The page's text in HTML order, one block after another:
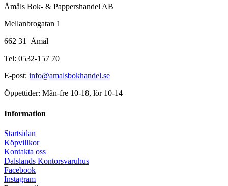
Åmåls Bok- & Pappershandel AB
Mellanbrogatan 1
662 31 Åmål
Tel: 0532-157 70
E-post: info@amalsbokhandel.se
Öppettider: Mån-fre 10-18, lör 10-14
Information
Startsidan
Köpvillkor
Kontakta oss
Dalslands Kontorsvaruhus
Facebook
Instagram